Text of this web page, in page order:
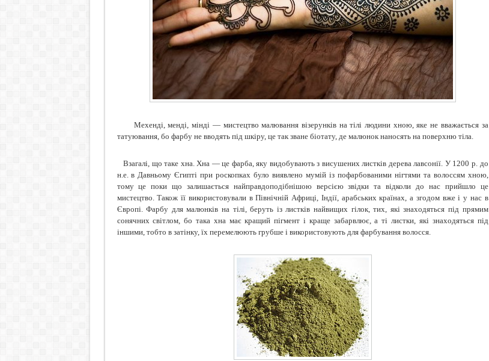
Мехенді, менді, мінді — мистецтво малювання візерунків на тілі людини хною, яке не вважається за
татуювання, бо фарбу не вводять під шкіру, це так зване біотату, де малюнок наносять на поверхню тіла.
Взагалі, що таке хна. Хна — це фарба, яку видобувають з висушених листків дерева лавсонії. У 1200 р. до
н.е. в Давньому Єгипті при роскопках було виявлено мумій із пофарбованими нігтями та волоссям хною,
тому це поки що залишається найправдоподібнішою версією звідки та відколи до нас прийшло це
мистецтво. Також її використовували в Північній Африці, Індії, арабських країнах, а згодом вже і у нас в
Європі. Фарбу для малюнків на тілі, беруть із листків найвищих гілок, тих, які знаходяться під прямим
сонячних світлом, бо така хна має кращий пігмент і краще забарвлює, а ті листки, які знаходяться під
іншими, тобто в затінку, їх перемелюють грубше і використовують для фарбування волосся.